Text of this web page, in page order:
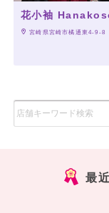
花小袖
宮崎県宮崎市橘通東4-9-8
最